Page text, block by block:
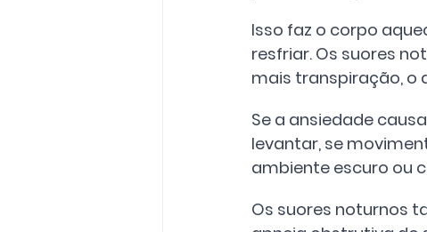
Isso faz o corpo
resfriar. Os suores
mais transpiração, o
Se a ansiedade
levantar, se
ambiente escuro ou
Os suores noturnos